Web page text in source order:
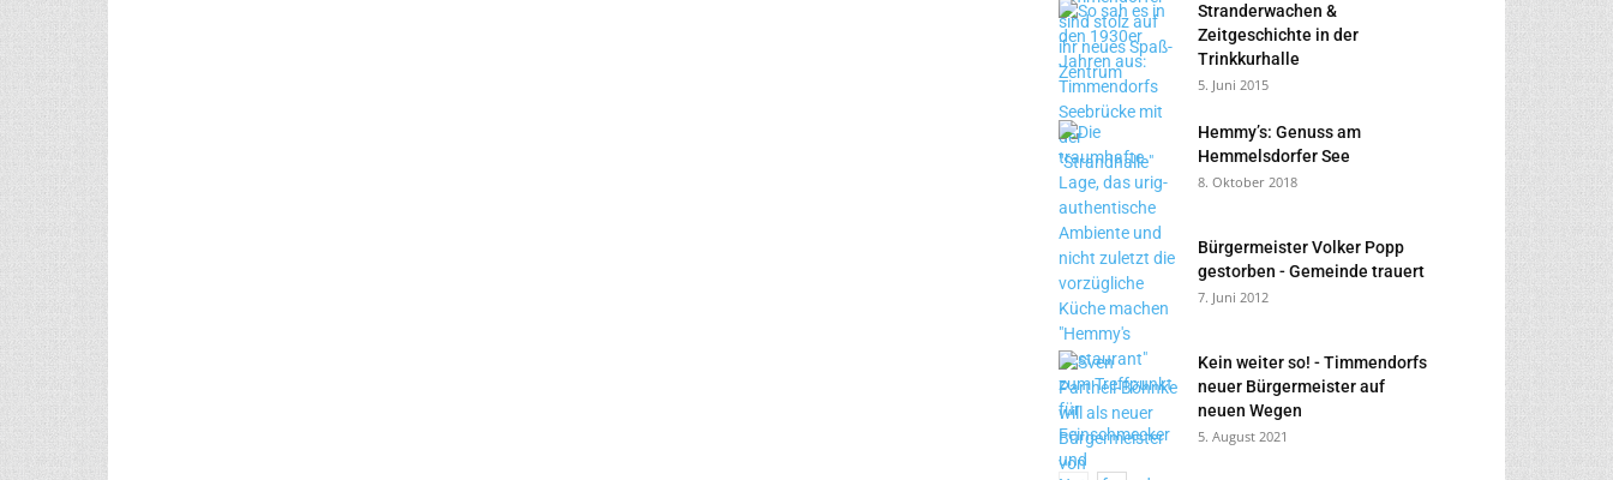
Stranderwachen &
Zeitgeschichte in der
Trinkkurhalle
5. Juni 2015
Hemmy’s: Genuss am
Hemmelsdorfer See
8. Oktober 2018
Bürgermeister Volker Popp
gestorben - Gemeinde trauert
7. Juni 2012
Kein weiter so! - Timmendorfs
neuer Bürgermeister auf
neuen Wegen
5. August 2021